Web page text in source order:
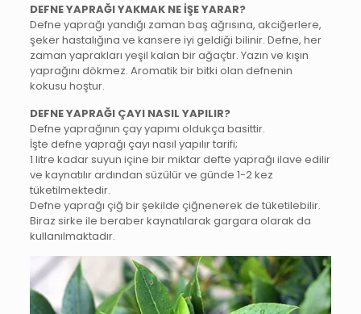
DEFNE YAPRAĞI YAKMAK NE İŞE YARAR?
Defne yaprağı yandığı zaman baş ağrısına, akciğerlere,
şeker hastalığına ve kansere iyi geldiği bilinir. Defne, her
zaman yaprakları yeşil kalan bir ağaçtır. Yazın ve kışın
yaprağını dökmez. Aromatik bir bitki olan defnenin
kokusu hoştur.
DEFNE YAPRAĞI ÇAYI NASIL YAPILIR?
Defne yaprağının çay yapımı oldukça basittir.
İşte defne yaprağı çayı nasıl yapılır tarifi;
1 litre kadar suyun içine bir miktar defte yaprağı ilave edilir
ve kaynatılır ardından süzülür ve günde 1-2 kez
tüketilmektedir.
Defne yaprağı çiğ bir şekilde çiğnenerek de tüketilebilir.
Biraz sirke ile beraber kaynatılarak gargara olarak da
kullanılmaktadır.